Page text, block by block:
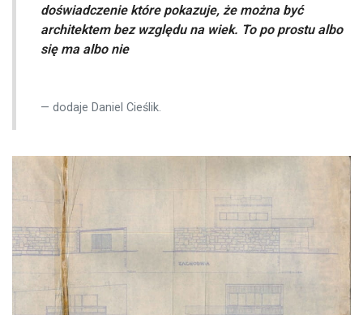
doświadczenie które pokazuje, że można być
architektem bez względu na wiek. To po prostu albo
się ma albo nie
dodaje Daniel Cieślik.